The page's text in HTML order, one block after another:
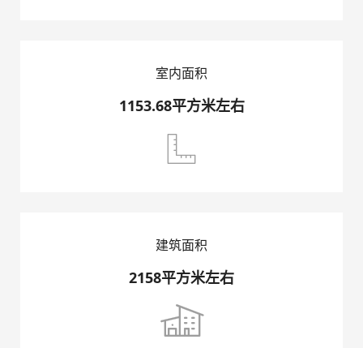
室内面积
1153.68平方米左右

建筑面积
2158平方米左右
